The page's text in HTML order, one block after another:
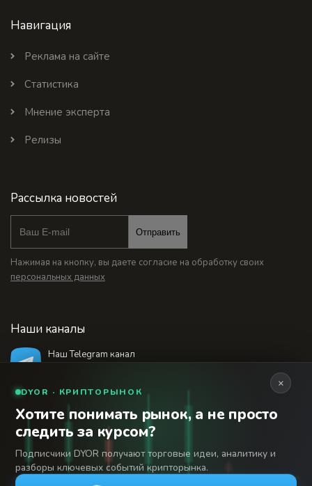
Навигация
Реклама на сайте
Статистика
Мнение эксперта
Релизы
Рассылка новостей
Отправить
Нажимая на кнопку, вы даете согласие на обработку своих
персональных данных
Наши каналы
Наш Telegram канал
18+
© 2026 Финансовый интернет-портал «Банки
Сегодня». Используя сайт BanksToday.net вы
соглашаетесь с
Сетевое издание «Банки Сегодня» зарегистрировано
Федеральной службой по надзору в сфере связи,
×
DYOR · КРИПТОРЫНОК
Хотите понимать рынок, а не просто
следить за курсом?
Подписчики DYOR получают торговые идеи, аналитику и
разборы ключевых событий крипторынка.